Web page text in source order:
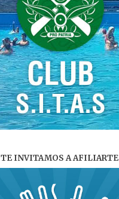
TE INVITAMOS A AFILIARTE